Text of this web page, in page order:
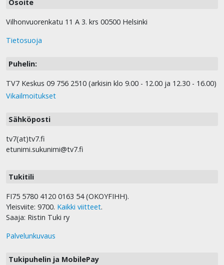
Osoite
Vilhonvuorenkatu 11 A 3. krs 00500 Helsinki
Tietosuoja
Puhelin:
TV7 Keskus 09 756 2510 (arkisin klo 9.00 - 12.00 ja 12.30 - 16.00)
Vikailmoitukset
Sähköposti
tv7(at)tv7.fi
etunimi.sukunimi@tv7.fi
Tukitili
FI75 5780 4120 0163 54 (OKOYFIHH).
Yleisviite: 9700. Kaikki viitteet.
Saaja: Ristin Tuki ry
Palvelunkuvaus
Tukipuhelin ja MobilePay